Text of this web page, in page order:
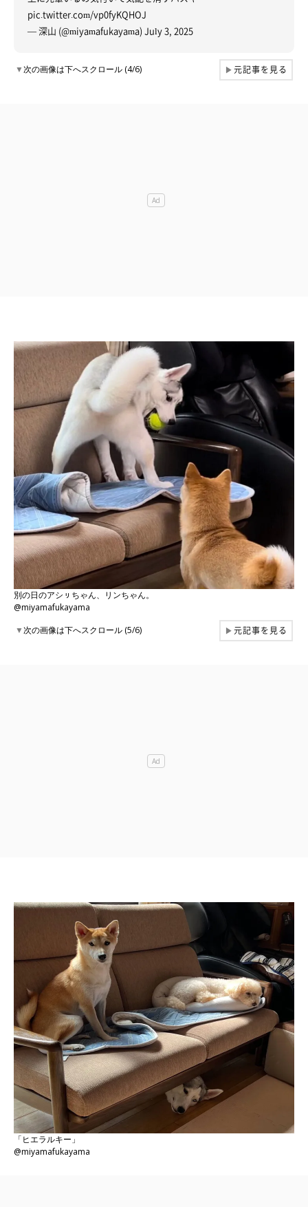
pic.twitter.com/vp0fyKQHOJ
— 深山 (@miyamafukayama) July 3, 2025
▼次の画像は下へスクロール (4/6) ▶元記事を見る
別の日のアシㇼちゃん、リンちゃん。
@miyamafukayama
▼次の画像は下へスクロール (5/6) ▶元記事を見る
「ヒエラルキー」
@miyamafukayama